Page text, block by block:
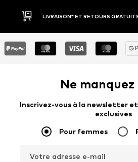
LIVRAISON* ET RETOURS
Ne manquez
Inscrivez-vous à la newsletter
exclusives
Pour femmes
Votre adresse e-mail